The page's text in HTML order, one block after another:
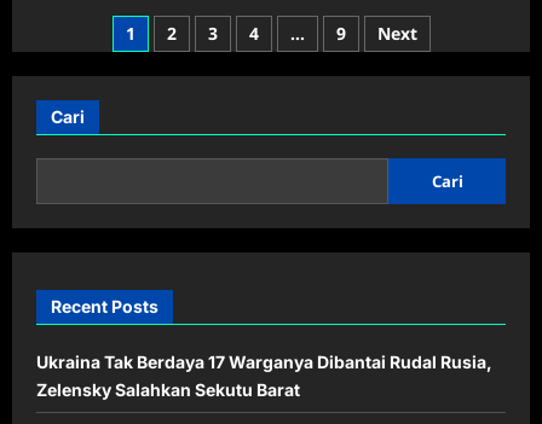
Titik-
titik
Demo
Masyarakat
Diimbau
Alternatif
Paginasi
pos
1 2 3 4 … 9 Next
Cari
Cari
Recent Posts
Ukraina Tak Berdaya 17 Warganya Dibantai Rudal Rusia,
Zelensky Salahkan Sekutu Barat